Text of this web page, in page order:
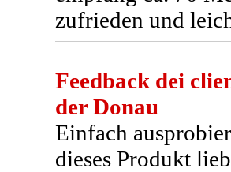
zufrieden und
Feedback dei
der Donau
Einfach
dieses Produkt